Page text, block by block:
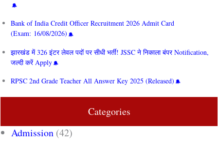
Bank of India Credit Officer Recruitment 2026 Admit Card
(Exam: 16/08/2026)
झारखंड में 326 इंटर लेवल पदों पर सीधी भर्ती! JSSC ने निकाला बंपर Notification,
जल्दी करें Apply
RPSC 2nd Grade Teacher All Answer Key 2025 (Released)
Categories
Admission (42)